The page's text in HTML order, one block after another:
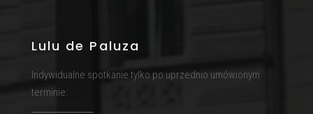
Lulu de Paluza
Indywidualne spotkanie tylko po uprzednio umówionym
terminie: